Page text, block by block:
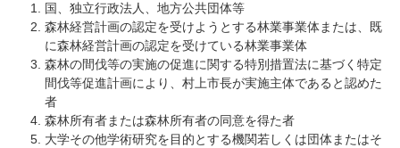
国、独立行政法人、地方公共団体等
森林経営計画の認定を受けようとする林業事業体または、既
に森林経営計画の認定を受けている林業事業体
森林の間伐等の実施の促進に関する特別措置法に基づく特定
間伐等促進計画により、村上市長が実施主体であると認めた
者
森林所有者または森林所有者の同意を得た者
大学その他学術研究を目的とする機関若しくは団体またはそ